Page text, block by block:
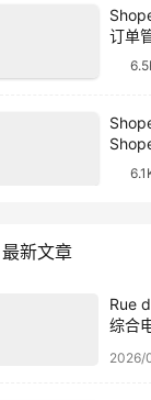
订单
最新文章
Rue
综合
2026/